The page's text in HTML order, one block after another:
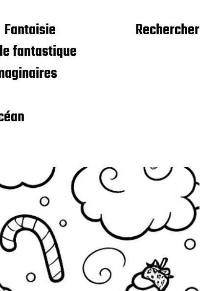
Fantaisie
fantastique
Rechercher